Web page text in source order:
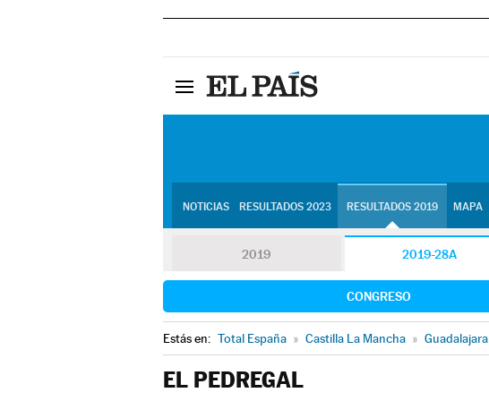
NOTICIAS RESULTADOS 2023 RESULTADOS 2019 MAPA
2019 2019-28A
CONGRESO
Estás en: Total España » Castilla La Mancha » Guadalajara
EL PEDREGAL